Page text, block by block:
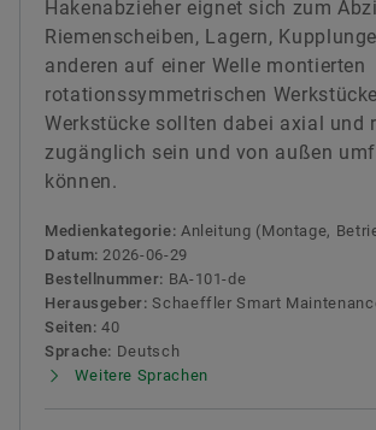
Hakenabzieher eignet sich zum
Riemenscheiben, Lagern,
anderen auf einer Welle montierten
rotationssymmetrischen
Werkstücke sollten dabei axial und
zugänglich sein und von außen
können.
Medienkategorie: Anleitung (Montage,
Datum: 2026-06-29
Bestellnummer: BA-101-de
Herausgeber: Schaeffler Smart
Seiten: 40
Sprache: Deutsch
Weitere Sprachen